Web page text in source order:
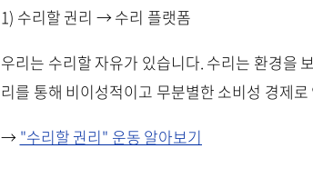
1) 수리할 권리 → 수리 플랫폼
우리는 수리할 자유가 있습니다. 수리는 환경을
리를 통해 비이성적이고 무분별한 소비성 경제
→ "수리할 권리" 운동 알아보기